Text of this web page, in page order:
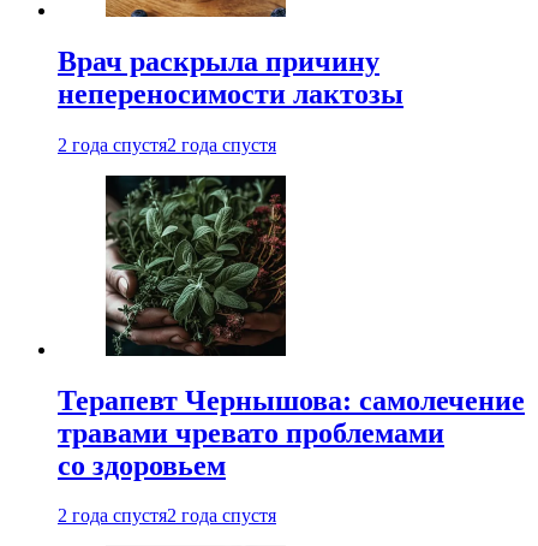
Врач раскрыла причину
непереносимости лактозы
2 года спустя2 года спустя
Терапевт Чернышова: самолечение
травами чревато проблемами
со здоровьем
2 года спустя2 года спустя